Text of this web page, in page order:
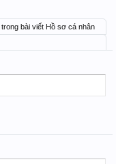
bài viết Hồ sơ cá nhân